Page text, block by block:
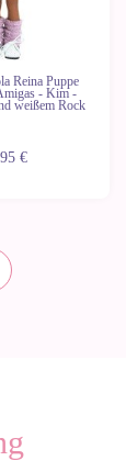
Reina Puppe
- Kim -
weißem Rock
€